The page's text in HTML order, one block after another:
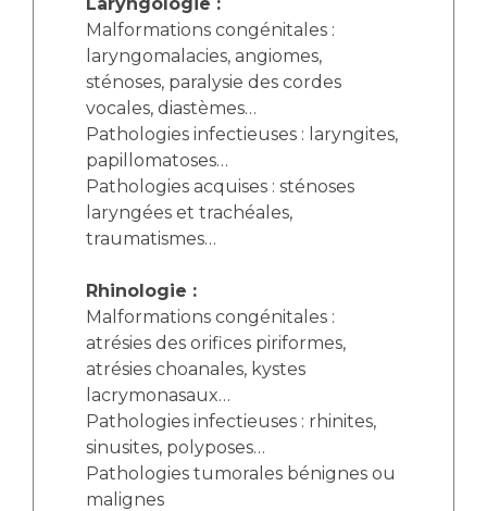
Malformations congénitales :
laryngomalacies, angiomes,
sténoses, paralysie des cordes
vocales, diastèmes…
Pathologies infectieuses : laryngites,
papillomatoses…
Pathologies acquises : sténoses
laryngées et trachéales,
traumatismes…
Rhinologie :
Malformations congénitales :
atrésies des orifices piriformes,
atrésies choanales, kystes
lacrymonasaux…
Pathologies infectieuses : rhinites,
sinusites, polyposes…
Pathologies tumorales bénignes ou
malignes